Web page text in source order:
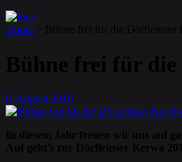
Home Bühne frei für die Dörfleinser
Bühne frei für
6. August 2016
In diesem Jahr freuen wir uns auf
Auf geht’s zur Dörfleinser Kerwa